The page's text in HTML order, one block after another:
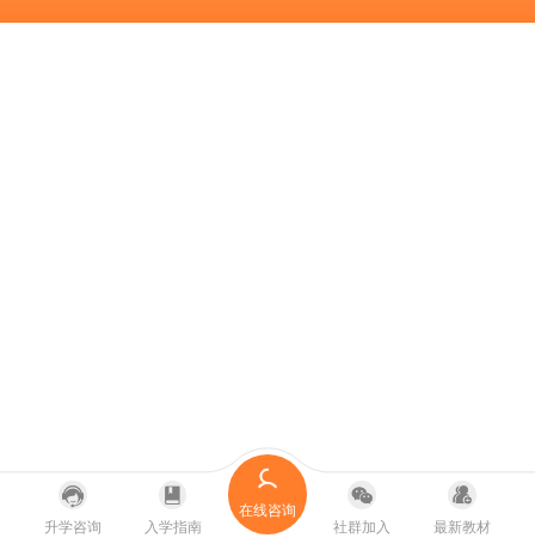
升学咨询 入学指南
在线咨询
社群加入
最新教材